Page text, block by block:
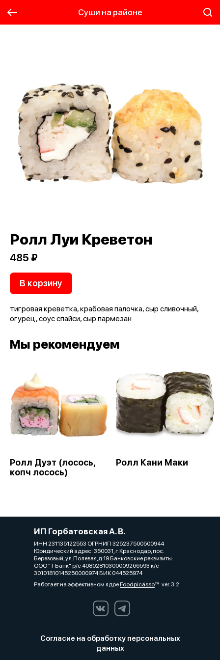
Суши на районе
Ролл Луи Креветон
485 ₽
В корзину
тигровая креветка, крабовая палочка, сыр сливочный,
огурец, соус спайси, сыр пармезан
Мы рекомендуем
Ролл Дуэт (лосось,
копч лосось)
Ролл Кани Маки
ИП Горбатовская А. В.
ИНН 231135122553 ОГРНИП 325237500500944
Юридический адрес: 350031, г. Краснодар, пос.
Березовый, ул.Полевая,д.19 Банковские реквизиты:
ООО "Т Банк" р/с 40802810300009266593 к/с
30101810145250000974 БИК 044525974
Работает на эффективном ядреFoodpicássover. 3.2
Согласие на обработку персональных
данных